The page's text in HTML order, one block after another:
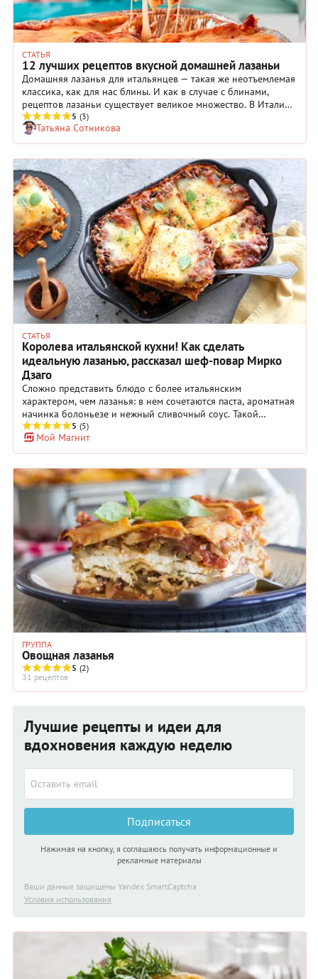
СТАТЬЯ
12 лучших рецептов вкусной домашней лазаньи
Домашняя лазанья для итальянцев — такая же неотъемлемая
классика, как для нас блины. И как в случае с блинами,
рецептов лазаньи существует великое множество. В Италии
ее готовят не только с мясом, но и с курицей, с колбасками,
с рыбой и просто с овощами. Кроме того, современники
придумали «ленивые» версии этого блюда — простые,
быстрые, но при этом не менее вкусные. Попробуйте
приготовить лазанью по нашим рецептам и расскажите,
какой именно вам понравился больше всего.
5 (3)
Татьяна Сотникова
СТАТЬЯ
Королева итальянской кухни! Как сделать
идеальную лазанью, рассказал шеф-повар Мирко
Дзаго
Сложно представить блюдо с более итальянским
характером, чем лазанья: в нем сочетаются паста, ароматная
начинка болоньезе и нежный сливочный соус. Такой
кулинарный шедевр никого не оставит равнодушным.
Конечно, готовить лазанью весьма хлопотно, но если
соблюдать все правила, то результат точно того стоит.
5 (5)
Мой Магнит
ГРУППА
Овощная лазанья
5 (2)
31 рецептов
Лучшие рецепты и идеи для
вдохновения каждую неделю
Подписаться
Нажимая на кнопку, я соглашаюсь получать информационные и
рекламные материалы
Ваши данные защищены Yandex SmartCaptcha
Условия использования